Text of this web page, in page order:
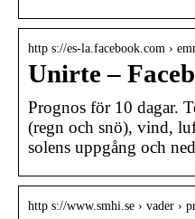
http s://es-la.facebook.com ›
Unirte –
Prognos för 10 dagar.
(regn och snö), vind,
solens uppgång och
http s://www.smhi.se › vader ›